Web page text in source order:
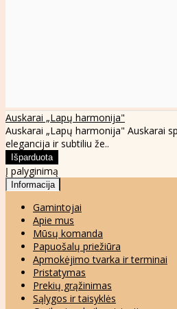
Auskarai „Lapų harmonija"
Auskarai „Lapų harmonija" Auskarai
elegancija ir subtiliu že..
Į palyginimą
Informacija
Gamintojai
Apie mus
Mūsų komanda
Papuošalų priežiūra
Apmokėjimo tvarka ir terminai
Pristatymas
Prekių grąžinimas
Sąlygos ir taisyklės